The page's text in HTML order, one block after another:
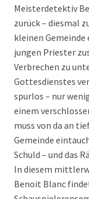
Meisterdetektiv
zurück – diesmal
kleinen
jungen Priester
Verbrechen zu
Gottesdienstes
spurlos – nur
einem
muss von da an
Gemeinde
Schuld – und das
In diesem
Benoit Blanc